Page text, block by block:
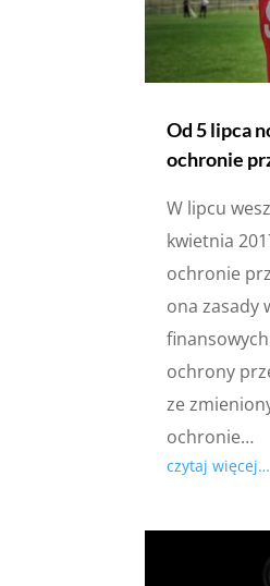
Od 5 lipca
ochronie
W lipcu
kwietnia
ochronie
ona zasady
ochrony
ze
ochronie…
czytaj więcej…